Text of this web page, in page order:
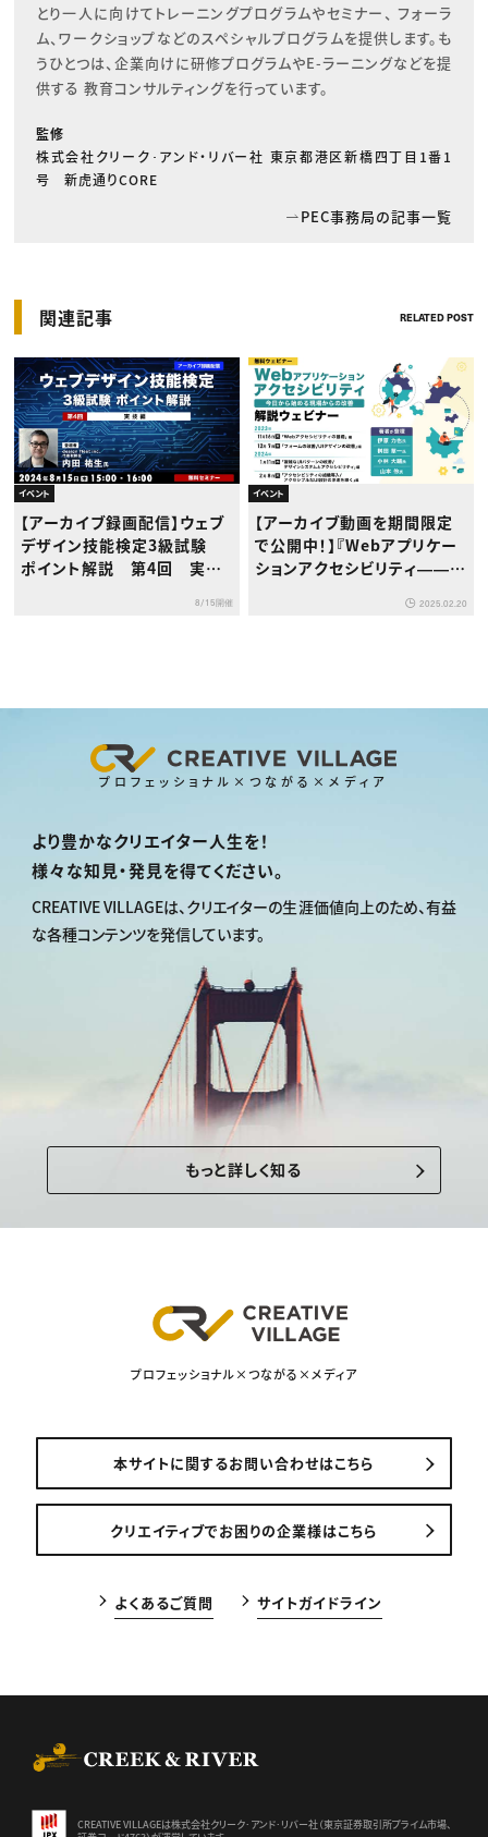
とり一人に向けてトレーニングプログラムやセミナー、 フォーラ
ム、ワークショップなどのスペシャルプログラムを提供します。も
うひとつは、企業向けに研修プログラムやE-ラーニングなどを提
供する 教育コンサルティングを行っています。
監修
株式会社クリーク･アンド・リバー社 東京都港区新橋四丁目1番1
号 新虎通りCORE
PEC事務局の記事一覧
関連記事 RELATED POST
イベント
【アーカイブ録画配信】ウェブ
デザイン技能検定3級試験
ポイント解説 第4回 実技
8/15開催
イベント
【アーカイブ動画を期間限定
で公開中！】『Webアプリケー
ションアクセシビリティ――今
2025.02.20
プロフェッショナル×つながる×メディア
より豊かなクリエイター人生を！
様々な知見・発見を得てください。
CREATIVE VILLAGEは、 クリエイターの生涯価値向上のため、有益
な各種コンテンツを発信しています。
もっと詳しく知る
プロフェッショナル×つながる×メディア
本サイトに関するお問い合わせはこちら
クリエイティブでお困りの企業様はこちら
よくあるご質問 サイトガイドライン
CREATIVE VILLAGEは株式会社クリーク･アンド･リバー社（東京証券取引所プライム市場、